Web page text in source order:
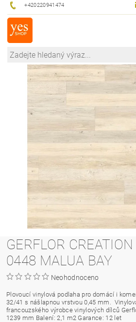
+420220941474
GERFLOR
0448 MALUA BAY
Neohodnoceno
Plovoucí vinylová podlaha pro domácí i
32/41 s nášlapnou vrstvou 0,45 mm.
francouzského výrobce vinylových dílců
1239 mm Balení: 2,1 m2 Garance: 12 let